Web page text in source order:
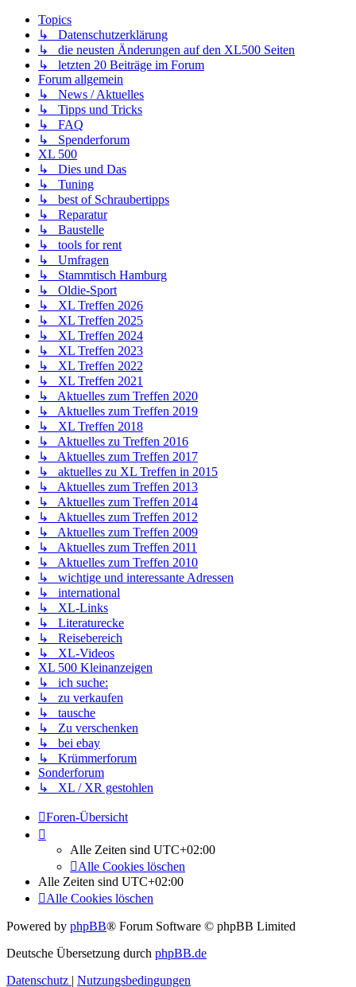
Topics
↳ Datenschutzerklärung
↳ die neusten Änderungen auf den XL500 Seiten
↳ letzten 20 Beiträge im Forum
Forum allgemein
↳ News / Aktuelles
↳ Tipps und Tricks
↳ FAQ
↳ Spenderforum
XL 500
↳ Dies und Das
↳ Tuning
↳ best of Schraubertipps
↳ Reparatur
↳ Baustelle
↳ tools for rent
↳ Umfragen
↳ Stammtisch Hamburg
↳ Oldie-Sport
↳ XL Treffen 2026
↳ XL Treffen 2025
↳ XL Treffen 2024
↳ XL Treffen 2023
↳ XL Treffen 2022
↳ XL Treffen 2021
↳ Aktuelles zum Treffen 2020
↳ Aktuelles zum Treffen 2019
↳ XL Treffen 2018
↳ Aktuelles zu Treffen 2016
↳ Aktuelles zum Treffen 2017
↳ aktuelles zu XL Treffen in 2015
↳ Aktuelles zum Treffen 2013
↳ Aktuelles zum Treffen 2014
↳ Aktuelles zum Treffen 2012
↳ Aktuelles zum Treffen 2009
↳ Aktuelles zum Treffen 2011
↳ Aktuelles zum Treffen 2010
↳ wichtige und interessante Adressen
↳ international
↳ XL-Links
↳ Literaturecke
↳ Reisebereich
↳ XL-Videos
XL 500 Kleinanzeigen
↳ ich suche:
↳ zu verkaufen
↳ tausche
↳ Zu verschenken
↳ bei ebay
↳ Krümmerforum
Sonderforum
↳ XL / XR gestohlen
Foren-Übersicht
Alle Zeiten sind UTC+02:00
Alle Cookies löschen
Alle Zeiten sind UTC+02:00
Alle Cookies löschen
Powered by phpBB® Forum Software © phpBB Limited
Deutsche Übersetzung durch phpBB.de
Datenschutz
Nutzungsbedingungen